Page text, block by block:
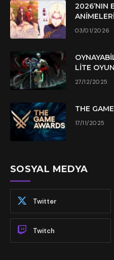
2026’NIN
03/01/2026
LITE OYUN
27/12/2025
THE
17/11/2025
SOSYAL MEDYA
Twitter
Twitch